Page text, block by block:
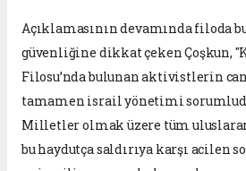
Açıklamasının devamında filoda
güvenliğine dikkat çeken Çoşkun,
Filosu’nda bulunan aktivistlerin
tamamen israil yönetimi
Milletler olmak üzere tüm
bu haydutça saldırıya karşı acilen